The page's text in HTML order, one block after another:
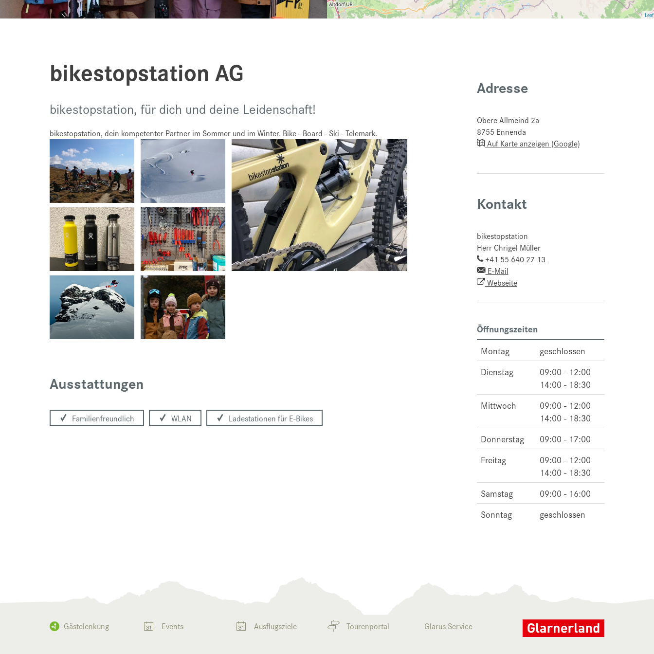
bikestopstation AG
bikestopstation, für dich und deine Leidenschaft!
bikestopstation, dein kompetenter Partner im Sommer und im Winter. Bike - Board - Ski - Telemark.
Ausstattungen
Familienfreundlich WLAN Ladestationen für E-Bikes
Adresse
Obere Allmeind 2a
8755 Ennenda
Auf Karte anzeigen (Google)
Kontakt
bikestopstation
Herr Chrigel Müller
+41 55 640 27 13
E-Mail
Webseite
Öffnungszeiten
Montag
geschlossen
Dienstag
09:00 - 12:00
14:00 - 18:30
Mittwoch
09:00 - 12:00
14:00 - 18:30
Donnerstag
09:00 - 17:00
Freitag
09:00 - 12:00
14:00 - 18:30
Samstag
09:00 - 16:00
Sonntag
geschlossen
Gästelenkung Events Ausflugsziele Tourenportal Glarus Service